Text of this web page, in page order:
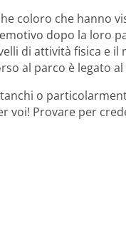
coloro che hanno
dopo la loro
di attività fisica e
al parco è legato
o
voi! Provare per